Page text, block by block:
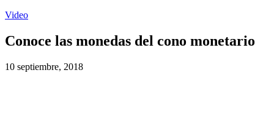
Video
Conoce las monedas del cono monetario
10 septiembre, 2018